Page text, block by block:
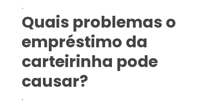
.
Quais problemas o
empréstimo da
carteirinha pode
causar?
.